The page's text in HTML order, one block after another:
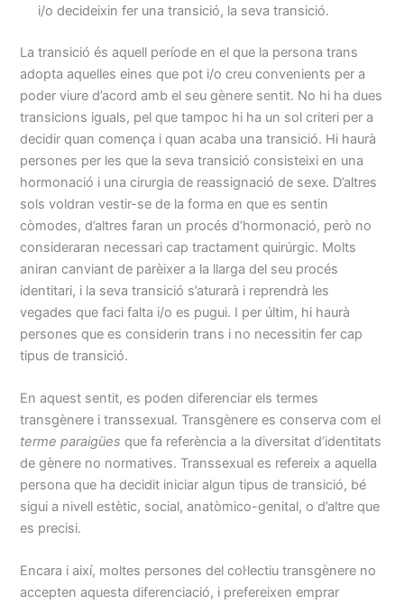
i/o decideixin fer una transició, la seva transició.
La transició és aquell període en el que la persona trans
adopta aquelles eines que pot i/o creu convenients per a
poder viure d’acord amb el seu gènere sentit. No hi ha dues
transicions iguals, pel que tampoc hi ha un sol criteri per a
decidir quan comença i quan acaba una transició. Hi haurà
persones per les que la seva transició consisteixi en una
hormonació i una cirurgia de reassignació de sexe. D’altres
sols voldran vestir-se de la forma en que es sentin
còmodes, d’altres faran un procés d’hormonació, però no
consideraran necessari cap tractament quirúrgic. Molts
aniran canviant de parèixer a la llarga del seu procés
identitari, i la seva transició s’aturarà i reprendrà les
vegades que faci falta i/o es pugui. I per últim, hi haurà
persones que es considerin trans i no necessitin fer cap
tipus de transició.
En aquest sentit, es poden diferenciar els termes
transgènere i transsexual. Transgènere es conserva com el
terme paraigües que fa referència a la diversitat d’identitats
de gènere no normatives. Transsexual es refereix a aquella
persona que ha decidit iniciar algun tipus de transició, bé
sigui a nivell estètic, social, anatòmico-genital, o d’altre que
es precisi.
Encara i així, moltes persones del col·lectiu transgènere no
accepten aquesta diferenciació, i prefereixen emprar